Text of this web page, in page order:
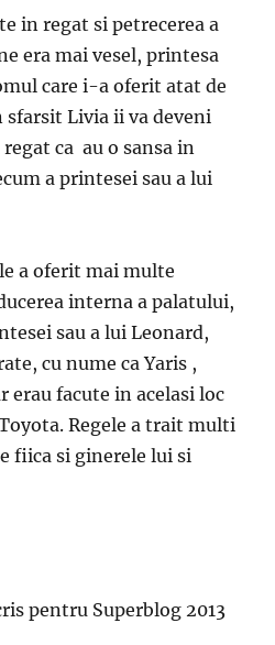
in regat si petrecerea a
era mai vesel, printesa
care i-a oferit atat de
Livia ii va deveni
ca au o sansa in
a printesei sau a lui
a oferit mai multe
interna a palatului,
sau a lui Leonard,
cu nume ca Yaris ,
erau facute in acelasi loc
Regele a trait multi
fiica si ginerele lui si
pentru Superblog 2013